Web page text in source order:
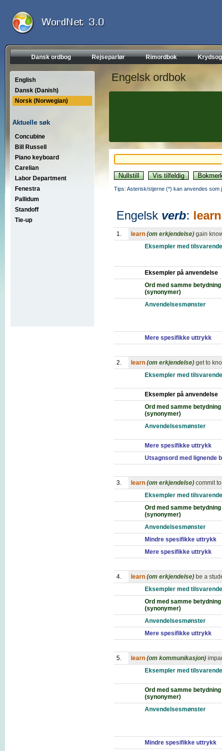
Dansk ordbog Rejseparlør Rimordbok
English
Dansk (Danish)
Norsk (Norwegian)
Aktuelle søk
Concubine
Bill Russell
Piano keyboard
Carelian
Labor Department
Fenestra
Pallidum
Standoff
Tie-up
Engelsk ordbok
Tips: Asterisk/stjerne (*) kan anvendes som
Engelsk verb: learn
1. learn (om erkjendelse) gain
Eksempler med
Eksempler på anvendelse
Ord med samme betydning
(synonymer)
Anvendelsesmønster
Mere spesifikke uttrykk
2. learn (om erkjendelse) get to
Eksempler med
Eksempler på anvendelse
Ord med samme betydning
(synonymer)
Anvendelsesmønster
Mere spesifikke uttrykk
Utsagnsord med lignende
3. learn (om erkjendelse) commit
Eksempler med
Ord med samme betydning
(synonymer)
Anvendelsesmønster
Mindre spesifikke uttrykk
Mere spesifikke uttrykk
4. learn (om erkjendelse) be a
Eksempler med
Ord med samme betydning
(synonymer)
Anvendelsesmønster
Mere spesifikke uttrykk
5. learn (om kommunikasjon)
Eksempler med
Ord med samme betydning
(synonymer)
Anvendelsesmønster
Mindre spesifikke uttrykk